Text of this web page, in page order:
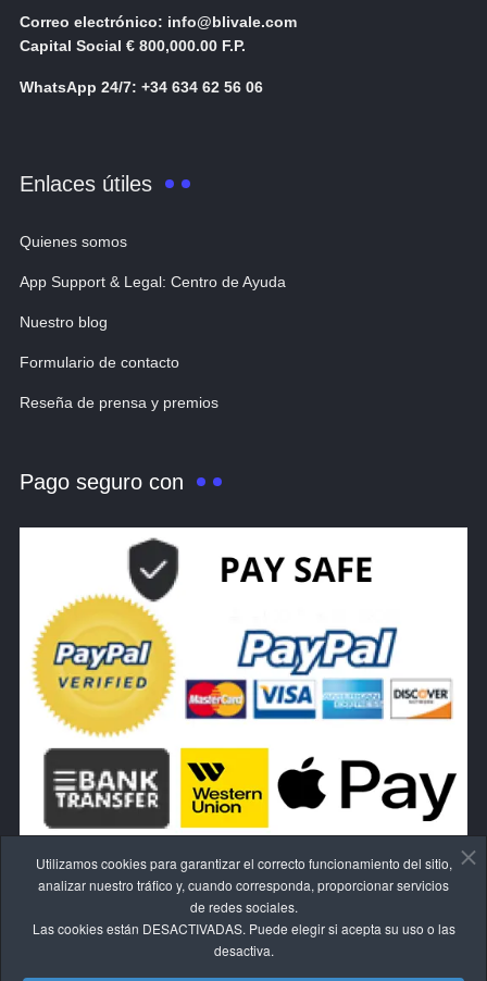
Correo electrónico: info@blivale.com
Capital Social € 800,000.00 F.P.
WhatsApp 24/7: +34 634 62 56 06
Enlaces útiles
Quienes somos
App Support & Legal: Centro de Ayuda
Nuestro blog
Formulario de contacto
Reseña de prensa y premios
Pago seguro con
RESCINDE EL CONTRATO AQUÍ.
Utilizamos cookies para garantizar el correcto funcionamiento del sitio,
analizar nuestro tráfico y, cuando corresponda, proporcionar servicios
de redes sociales.
Las cookies están DESACTIVADAS. Puede elegir si acepta su uso o las
desactiva.